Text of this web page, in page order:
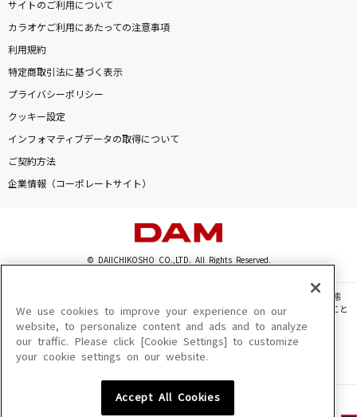
サイトのご利用について
カラオケご利用にあたっての注意事項
利用規約
特定商取引法に基づく表示
プライバシーポリシー
クッキー設定
インフォマティブデータの取得について
ご契約方法
企業情報（コーポレートサイト）
© DAIICHIKOSHO CO.,LTD. All Rights Reserved.
このサイトに掲載されている一切の文章・画像・写真・動画・音声等を、手段や形態
を問わず、著作権法の定める範囲を超えて無断で複製、転載、ファイル化などすること
を禁じます。
楽曲及びコンテンツは、機種によりご利用いただけない場合があります。
楽曲及びコンテンツの配信日、配信内容が変更になる場合があります。
We use cookies to improve your experience on our
website, to personalize content and ads and to analyze
our traffic. Please click [Cookie Settings] to customize
your cookie settings on our website.
Accept All Cookies